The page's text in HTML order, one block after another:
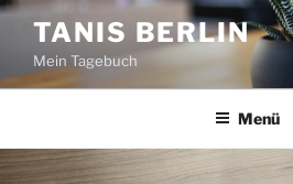
Zum
Inhalt
springen
TANIS BERLIN
Mein Tagebuch
Menü